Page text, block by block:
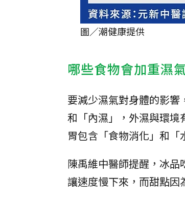
圖／潮健康提供
哪些食物會加重濕
要減少濕氣對身體的影
和「內濕」，外濕與環
胃包含「食物消化」和
陳禹維中醫師提醒，冰
讓速度慢下來，而甜點因